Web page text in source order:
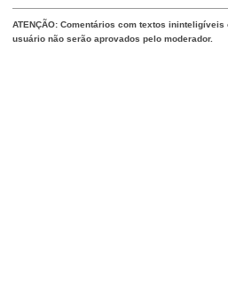
ATENÇÃO: Comentários com textos
usuário não serão aprovados pelo moderador.